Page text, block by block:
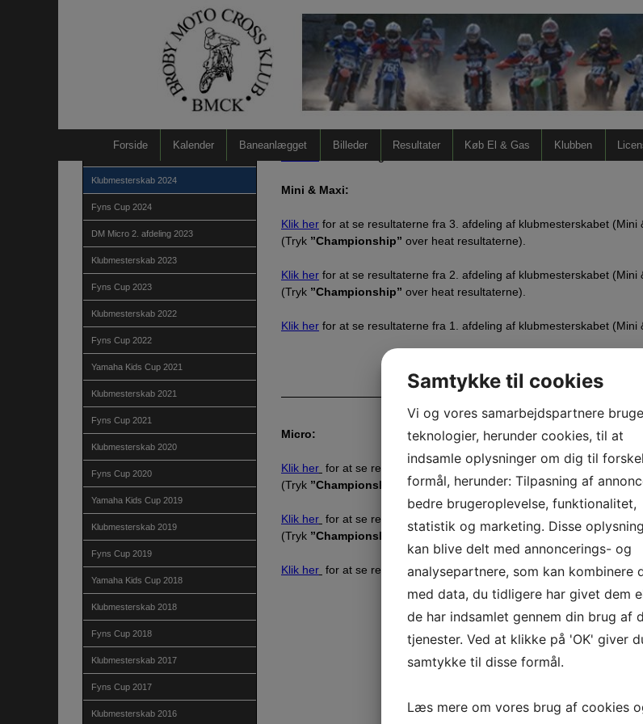
Forside Kalender Baneanlægget Billeder Resultater Køb El & Gas Klubben
Klubmesterskab 2024
Klik her
Mini & Maxi:
Klik her for at se resultaterne fra 3. afdeling af klubmesterskabet
(Tryk ”Championship” over heat resultaterne).
Klik her for at se resultaterne fra 2. afdeling af klubmesterskabet
(Tryk ”Championship” over heat resultaterne).
Klik her for at se resultaterne fra 1. afdeling af klubmesterskabet (Mini
Micro:
Klik her for at se resultater fra 5. + 6. afdeling af klubmesterskabet
(Tryk ”Championship” over heat resultaterne).
Klik her for at se resultater fra 3. + 4. afdeling af klubmesterskabet
(Tryk ”Championship” over heat resultaterne).
Klik her for at se resultater fra 1. + 2. afdeling af klubmesterskabet
Klubmesterskab 2026
Klubmesterskab 2024
Fyns Cup 2024
DM Micro 2. afdeling 2023
Klubmesterskab 2023
Fyns Cup 2023
Klubmesterskab 2022
Fyns Cup 2022
Yamaha Kids Cup 2021
Klubmesterskab 2021
Fyns Cup 2021
Klubmesterskab 2020
Fyns Cup 2020
Yamaha Kids Cup 2019
Klubmesterskab 2019
Fyns Cup 2019
Yamaha Kids Cup 2018
Klubmesterskab 2018
Fyns Cup 2018
Klubmesterskab 2017
Fyns Cup 2017
Klubmesterskab 2016
Samtykke til cookies
Vi og vores samarbejdspartnere
teknologier, herunder cookies, til at
indsamle oplysninger om dig til
formål, herunder: Tilpasning af
bedre brugeroplevelse, funktionalitet,
statistik og marketing. Disse
kan blive delt med annoncerings- og
analysepartnere, som kan kombinere
med data, du tidligere har givet dem
de har indsamlet gennem din brug af
tjenester. Ved at klikke på 'OK' giver
samtykke til disse formål.
Læs mere om vores brug af cookies